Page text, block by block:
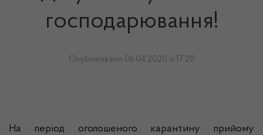
господарювання!
Опубліковано 06.04.2020 о 17:20
На період оголошеного карантину прийому